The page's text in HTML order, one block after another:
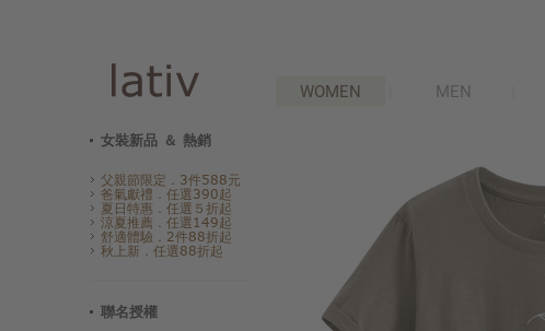
WOMEN MEN
女裝新品 ＆ 熱銷
父親節限定．3件588元
爸氣獻禮．任選390起
夏日特惠．任選５折起
涼夏推薦．任選149起
舒適體驗．2件88折起
秋上新．任選88折起
聯名授權